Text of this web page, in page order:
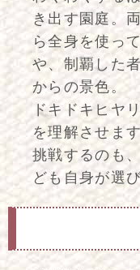
き出す園庭。
ら全身を使っ
や、制覇した
からの景色。
ドキドキヒヤ
を理解させます
挑戦するのも
ども自身が選